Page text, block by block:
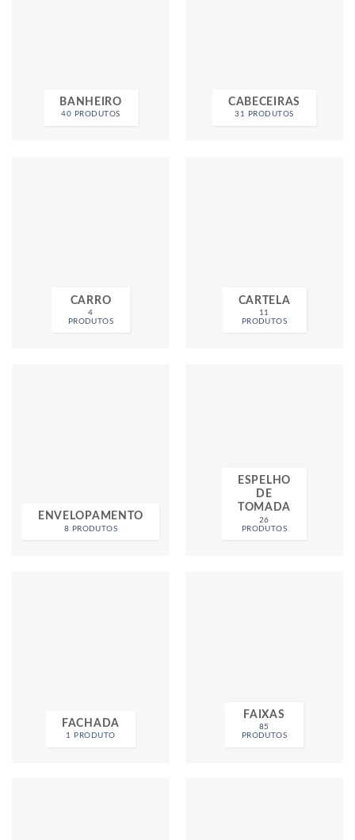
BANHEIRO
40 PRODUTOS
CABECEIRAS
31 PRODUTOS
CARRO
4
PRODUTOS
CARTELA
11
PRODUTOS
ENVELOPAMENTO
8 PRODUTOS
ESPELHO
DE
TOMADA
26
PRODUTOS
FACHADA
1 PRODUTO
FAIXAS
85
PRODUTOS